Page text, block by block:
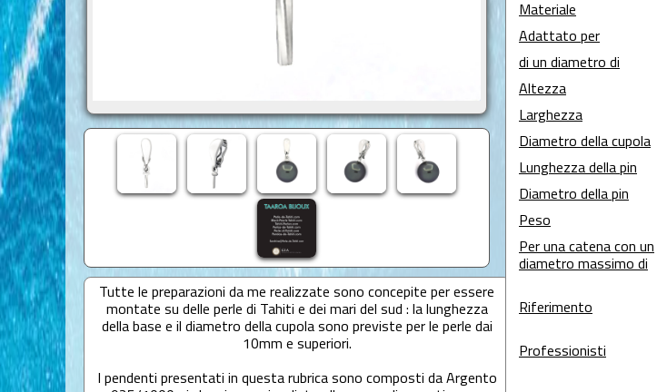
Tutte le preparazioni da me realizzate sono concepite per essere
montate su delle perle di Tahiti e dei mari del sud : la lunghezza
della base e il diametro della cupola sono previste per le perle dai
10mm e superiori.
I pendenti presentati in questa rubrica sono composti da Argento
Materiale
Adattato per
di un diametro di
Altezza
Larghezza
Diametro della cupola
Lunghezza della pin
Diametro della pin
Peso
Per una catena con un
diametro massimo di
Riferimento
Professionisti